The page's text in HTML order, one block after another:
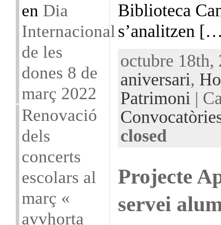
en Dia
Internacional
de les
dones 8 de
març 2022
Renovació
dels
concerts
escolars al
març «
avvhorta
Biblioteca
s’analitzen
octubre 18th,
aniversari,
Patrimoni|
closed
Projecte
servei